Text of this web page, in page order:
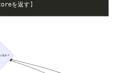
を返す